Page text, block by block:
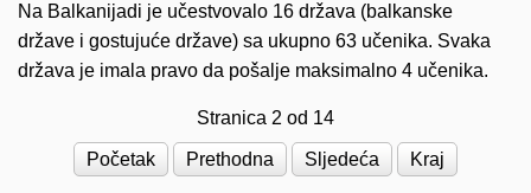
Na Balkanijadi je učestvovalo 16 država (balkanske
države i gostujuće države) sa ukupno 63 učenika. Svaka
država je imala pravo da pošalje maksimalno 4 učenika.
Stranica 2 od 14
Početak Prethodna Sljedeća Kraj